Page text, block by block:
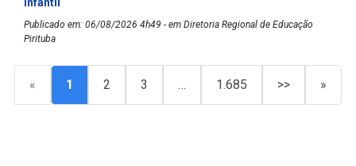
Publicado em: 06/08/2026 4h49 - em Diretoria Regional de Educação
Pirituba
« 1 2 3 … 1.685 >> »